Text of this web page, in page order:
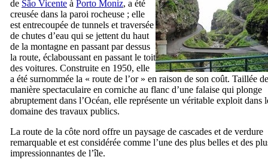
de São Vicente à Porto Moniz, a été
creusée dans la paroi rocheuse ; elle
est entrecoupée de tunnels et traversée
de chutes d’eau qui se jettent du haut
de la montagne en passant par dessus
la route, éclaboussant en passant le toit
des voitures. Construite en 1950, elle
a été surnommée la « route de l’or » en raison de son coût. Taillée de
manière spectaculaire en corniche au flanc d’une falaise qui plonge
abruptement dans l’Océan, elle représente un véritable exploit dans
domaine des travaux publics.
La route de la côte nord offre un paysage de cascades et de verdure
remarquable et est considérée comme l’une des plus belles et des
impressionnantes de l’île.